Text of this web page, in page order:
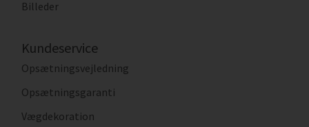
Billeder
Kundeservice
Opsætningsvejledning
Opsætningsgaranti
Vægdekoration